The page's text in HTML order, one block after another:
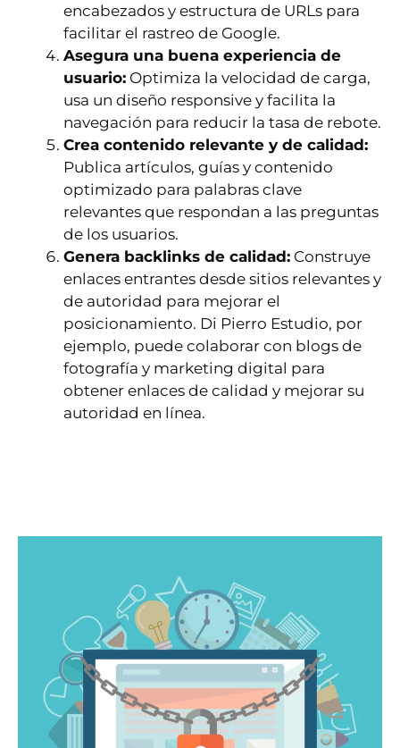
encabezados y estructura de URLs para
facilitar el rastreo de Google.
Asegura una buena experiencia de
usuario: Optimiza la velocidad de carga,
usa un diseño responsive y facilita la
navegación para reducir la tasa de rebote.
Crea contenido relevante y de calidad:
Publica artículos, guías y contenido
optimizado para palabras clave
relevantes que respondan a las preguntas
de los usuarios.
Genera backlinks de calidad: Construye
enlaces entrantes desde sitios relevantes y
de autoridad para mejorar el
posicionamiento. Di Pierro Estudio, por
ejemplo, puede colaborar con blogs de
fotografía y marketing digital para
obtener enlaces de calidad y mejorar su
autoridad en línea.